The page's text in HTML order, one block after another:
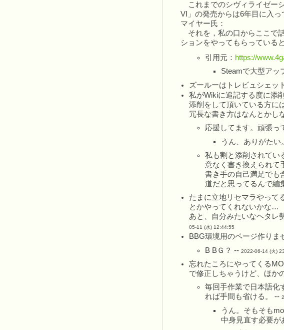
これまでのシヴィライゼー
VI」の発売からは6年目に入っ
マイヤー氏：
それを，私の口からここで
ションをやってもらっている
引用元： https://
Steamで大型アッ
ズールーはトレビュシェッ
私がWikiに追記する度に添
添削をして頂いている方に
冗長な書き方はなんとかし
応援してます。頑張っ
うん、ありがた
私も割と添削されてい
意なく書き換えられて
書き手の自己満足でも
道だと思ってるんで編
たまに立地リセマラやって
とかやってくれないかな…
あと、自分みたいなヘタレ
05-11 (水) 12:44:55
BBG環境用のページ作りま
B BＧ？ -- 2022-06-14 (火)
忘れたころにやってくる
で修正しちゃうけど、ほか
毎回手作業で日本語化
れば手間も省ける。 --
うん。そもそも
中身見直す必要が